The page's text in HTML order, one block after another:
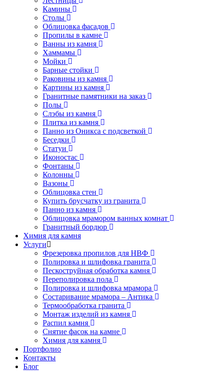
Камины
Столы
Облицовка фасадов
Пропилы в камне
Ванны из камня
Хаммамы
Мойки
Барные стойки
Раковины из камня
Картины из камня
Гранитные памятники на заказ
Полы
Слэбы из камня
Плитка из камня
Панно из Оникса с подсветкой
Беседки
Статуи
Иконостас
Фонтаны
Колонны
Вазоны
Облицовка стен
Купить брусчатку из гранита
Панно из камня
Облицовка мрамором ванных комнат
Гранитный бордюр
Химия для камня
Услуги
Фрезеровка пропилов для НВФ
Полировка и шлифовка гранита
Пескоструйная обработка камня
Переполировка пола
Полировка и шлифовка мрамора
Состаривание мрамора – Антика
Термообработка гранита
Монтаж изделий из камня
Распил камня
Снятие фасок на камне
Химия для камня
Портфолио
Контакты
Блог